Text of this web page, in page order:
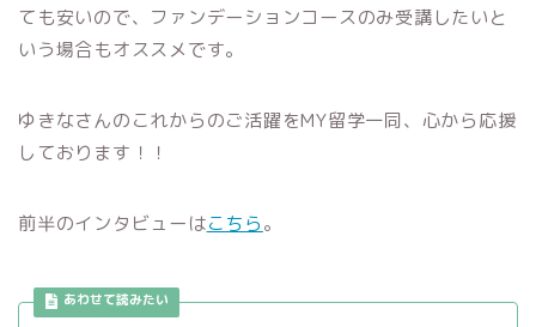
ても安いので、ファンデーションコースのみ受講したいと
いう場合もオススメです。
ゆきなさんのこれからのご活躍をMY留学一同、心から応援
しております！！
前半のインタビューはこちら。